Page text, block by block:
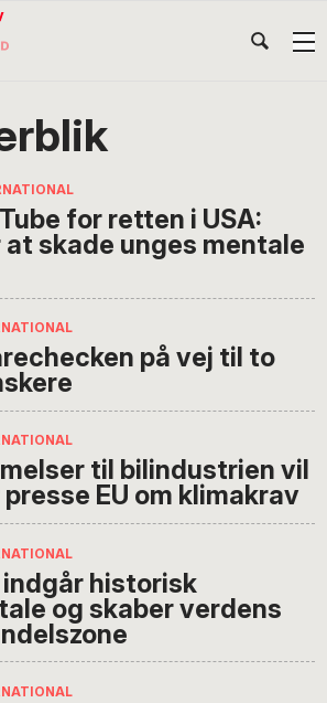
for retten i USA:
skade unges mentale
på vej til to
til bilindustrien vil
EU om klimakrav
indgår historisk
og skaber verdens